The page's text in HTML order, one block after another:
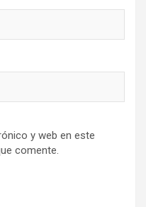
y web en este
comente.